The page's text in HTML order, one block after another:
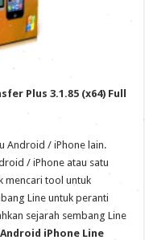
Plus 3.1.85 (x64) Full
Android / iPhone lain.
/ iPhone atau satu
mencari tool untuk
Line untuk peranti
sejarah sembang Line
iPhone Line